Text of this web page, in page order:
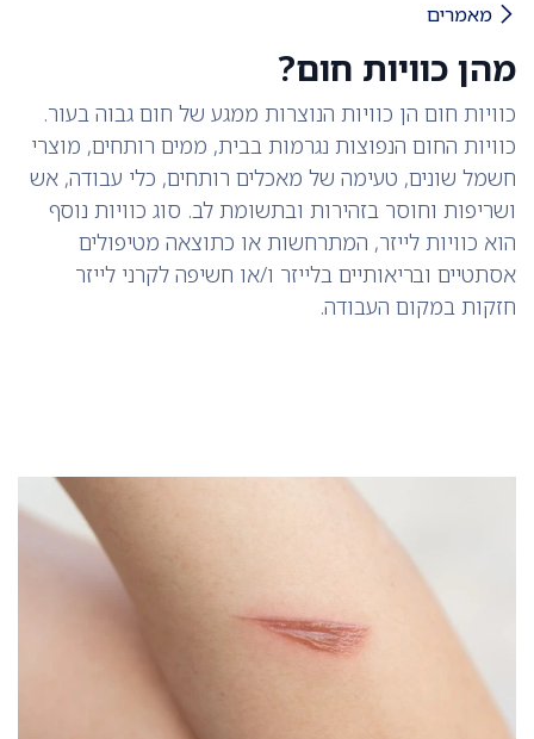
מאמרים
מהן כוויות חום?
כוויות חום הן כוויות הנוצרות ממגע של חום גבוה בעור.
כוויות החום הנפוצות נגרמות בבית, ממים רותחים, מוצרי
חשמל שונים, טעימה של מאכלים רותחים, כלי עבודה, אש
ושריפות וחוסר בזהירות ובתשומת לב. סוג כוויות נוסף
הוא כוויות לייזר, המתרחשות או כתוצאה מטיפולים
אסתטיים ובריאותיים בלייזר ו/או חשיפה לקרני לייזר
חזקות במקום העבודה.